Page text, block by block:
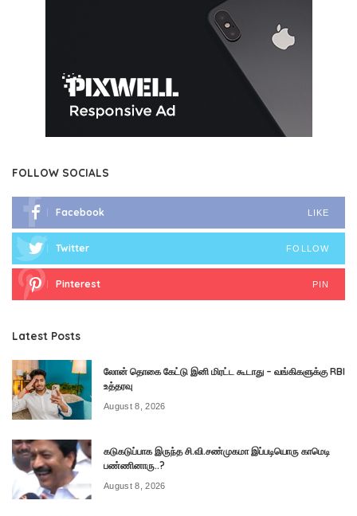
FOLLOW SOCIALS
Facebook LIKE
Twitter FOLLOW
Pinterest PIN
Latest Posts
லோன் தொகை கேட்டு இனி மிரட்ட கூடாது – வங்கிகளுக்கு RBI
உத்தரவு
August 8, 2026
கடுகடுப்பாக இருந்த சி.வி.சண்முகமா இப்படியொரு காமெடி
பண்ணினாரு..?
August 8, 2026